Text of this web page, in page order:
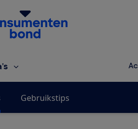
van de Consumentenbond
Gebruikstips